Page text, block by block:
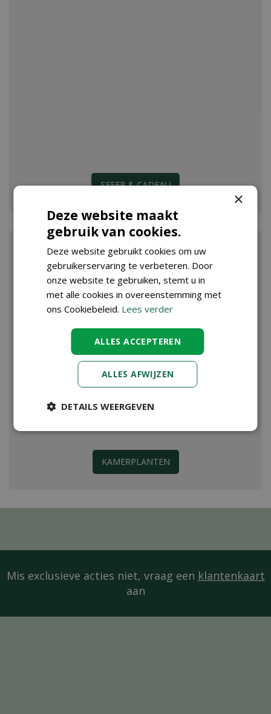
SFEER & CADEAU
KAMERPLANTEN
Mis exclusieve acties niet, vraag een klantenkaart
aan
×
Deze website maakt
gebruik van cookies.
Deze website gebruikt cookies om uw
gebruikerservaring te verbeteren. Door
onze website te gebruiken, stemt u in
met alle cookies in overeenstemming met
ons Cookiebeleid. Lees verder
ALLES ACCEPTEREN
ALLES AFWIJZEN
DETAILS WEERGEVEN